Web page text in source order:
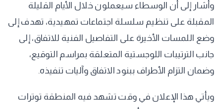
وأشار إلى أن الوسطاء سيعملون خلال الأيام القليلة
المقبلة على تنظيم سلسلة اجتماعات تمهيدية، تهدف إلى
وضع اللمسات الأخيرة على التفاصيل الفنية للاتفاق، إلى
جانب الترتيبات اللوجستية المتعلقة بمراسم التوقيع،
وضمان التزام الأطراف ببنود الاتفاق وآليات تنفيذه.
ويأتي هذا الإعلان في وقت تشهد فيه المنطقة توترات